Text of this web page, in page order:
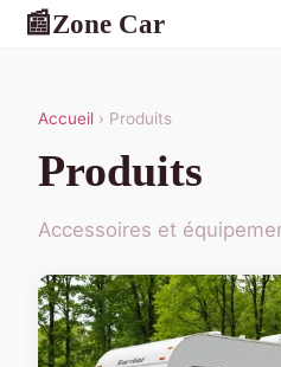
📰Zone Car
Accueil › Produits
Produits
Accessoires et